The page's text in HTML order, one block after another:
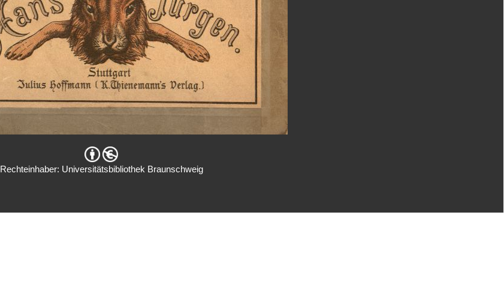
Rechteinhaber: Universitätsbibliothek Braunschweig